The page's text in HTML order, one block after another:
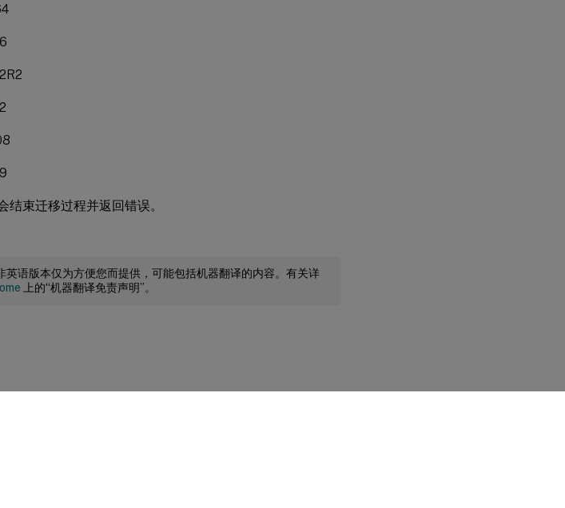
束迁移过程并返回错误。
语版本仅为方便您而提供，可能包括机器翻译的内容。有关详
上的“机器翻译免责声明”。